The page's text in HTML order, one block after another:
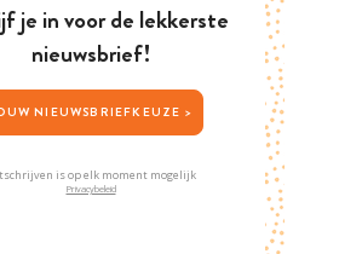
je in voor de lekkerste
nieuwsbrief!
JOUW NIEUWSBRIEFKEUZE >
is op elk moment mogelijk
Privacybeleid